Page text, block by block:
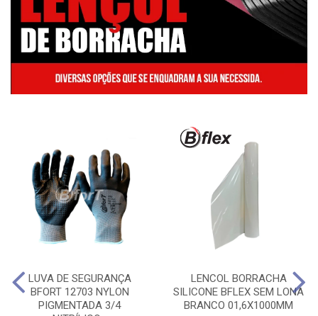
LUVA DE SEGURANÇA
BFORT 12703 NYLON
PIGMENTADA 3/4
LENCOL BORRACHA
SILICONE BFLEX SEM LONA
BRANCO 01,6X1000MM